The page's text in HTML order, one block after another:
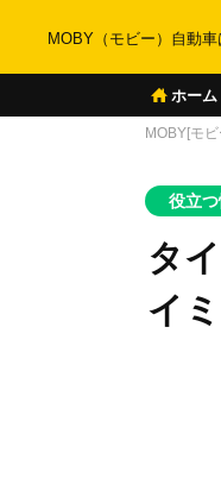
MOBY（モビー）自動車
ホーム
MOBY[モビ
役立
タ
イ